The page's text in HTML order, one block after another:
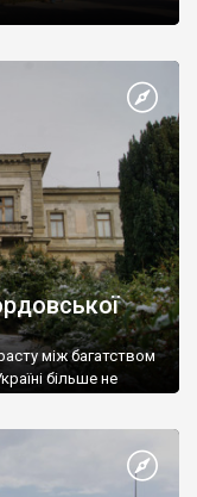
між багатством
більше не